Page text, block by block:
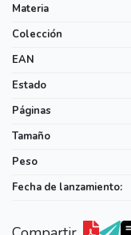
Materia
Colección
EAN
Estado
Páginas
Tamaño
Peso
Fecha de lanzamiento: